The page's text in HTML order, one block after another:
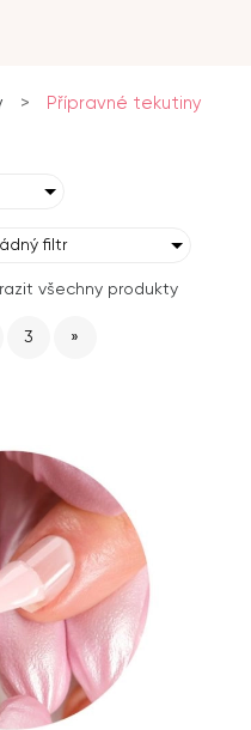
> Přípravné tekutiny
filtr
všechny produkty
3 »